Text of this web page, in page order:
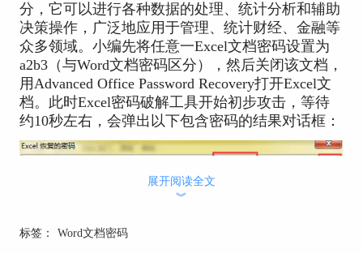
分，它可以进行各种数据的处理、统计分析和辅助
决策操作，广泛地应用于管理、统计财经、金融等
众多领域。小编先将任意一Excel文档密码设置为
a2b3（与Word文档密码区分），然后关闭该文档，
用Advanced Office Password Recovery打开Excel文
档。此时Excel密码破解工具开始初步攻击，等待
约10秒左右，会弹出以下包含密码的结果对话框：
展开阅读全文
︾
标签： Word文档密码